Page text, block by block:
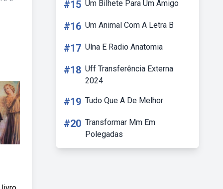
#15 Um Bilhete Para Um Amigo
#16 Um Animal Com A Letra B
#17 Ulna E Radio Anatomia
#18 Uff Transferência Externa
2024
#19 Tudo Que A De Melhor
#20 Transformar Mm Em
Polegadas